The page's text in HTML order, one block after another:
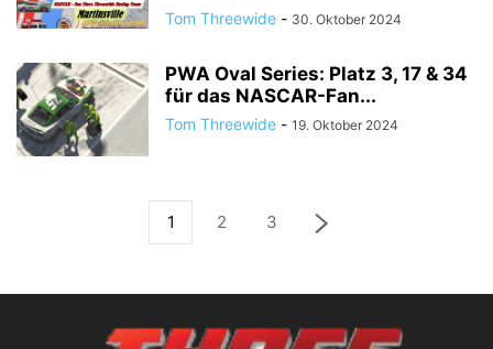
Tom Threewide - 30. Oktober 2024
PWA Oval Series: Platz 3, 17 & 34
für das NASCAR-Fan...
Tom Threewide - 19. Oktober 2024
1 2 3